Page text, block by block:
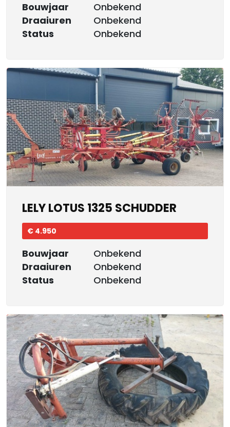
Bouwjaar
Onbekend
Draaiuren
Onbekend
Status
Onbekend
LELY LOTUS 1325 SCHUDDER
€ 4.950
Bouwjaar
Onbekend
Draaiuren
Onbekend
Status
Onbekend